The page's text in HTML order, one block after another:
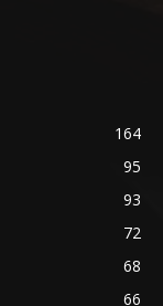
164
95
93
72
68
66